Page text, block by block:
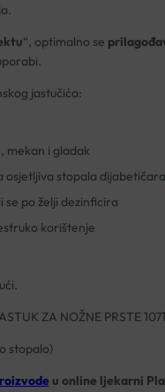
“, optimalno se
jastučića:
mekan i gladak
osjetljiva stopala dijabetičara
se po želji dezinficira
korištenje
ZA NOŽNE PRSTE
stopalo)
u online ljekarni